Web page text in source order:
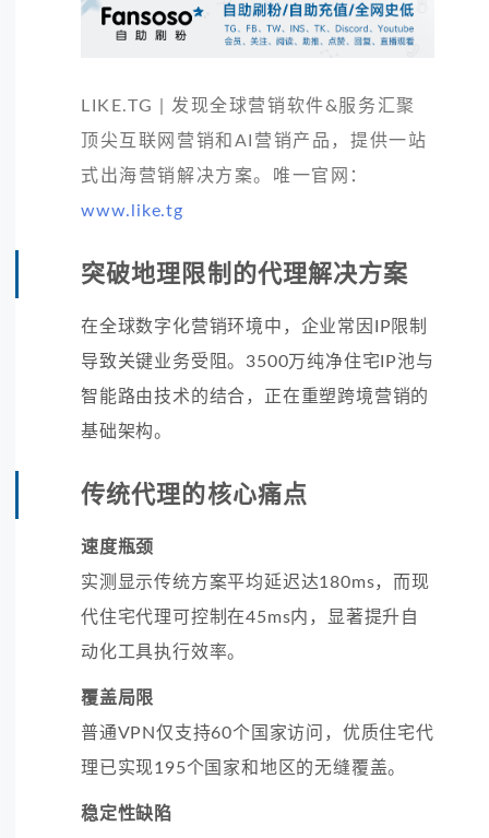
LIKE.TG | 发现全球营销软件&服务汇聚
顶尖互联网营销和AI营销产品，提供一站
式出海营销解决方案。唯一官网：
www.like.tg
突破地理限制的代理解决方案
在全球数字化营销环境中，企业常因IP限制
导致关键业务受阻。3500万纯净住宅IP池与
智能路由技术的结合，正在重塑跨境营销的
基础架构。
传统代理的核心痛点
速度瓶颈
实测显示传统方案平均延迟达180ms，而现
代住宅代理可控制在45ms内，显著提升自
动化工具执行效率。
覆盖局限
普通VPN仅支持60个国家访问，优质住宅代
理已实现195个国家和地区的无缝覆盖。
稳定性缺陷